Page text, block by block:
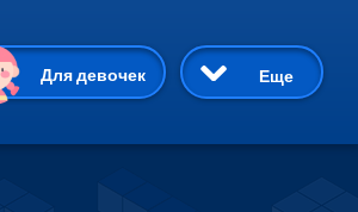
Для девочек
Приключения
Еще